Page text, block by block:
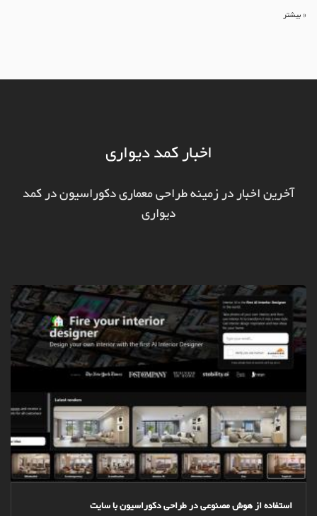
« بیشتر
اخبار کمد دیواری
آخرین اخبار در زمینه طراحی معماری دکوراسیون در کمد
دیواری
استفاده از هوش مصنوعی در طراحی دکوراسیون با سایت